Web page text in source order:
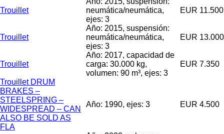
Trouillet
neumática/neumática,
ejes: 3
EUR 11.500
Trouillet
Año: 2015, suspensión:
neumática/neumática,
ejes: 3
EUR 13.000
Trouillet
Año: 2017, capacidad de
carga: 30.000 kg,
volumen: 90 m³, ejes: 3
EUR 7.350
Trouillet DRUM
BRAKES –
STEELSPRING –
WIDESPREAD – CAN
ALSO BE SOLD AS
FLA
Año: 1990, ejes: 3 EUR 4.500